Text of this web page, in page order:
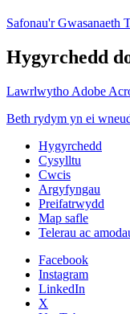
Safonau'r Gwasanaeth
Hygyrchedd
Lawrlwytho Adobe
Beth rydym yn ei
Hygyrchedd
Cysylltu
Cwcis
Argyfyngau
Preifatrwydd
Map safle
Telerau ac
Facebook
Instagram
LinkedIn
X